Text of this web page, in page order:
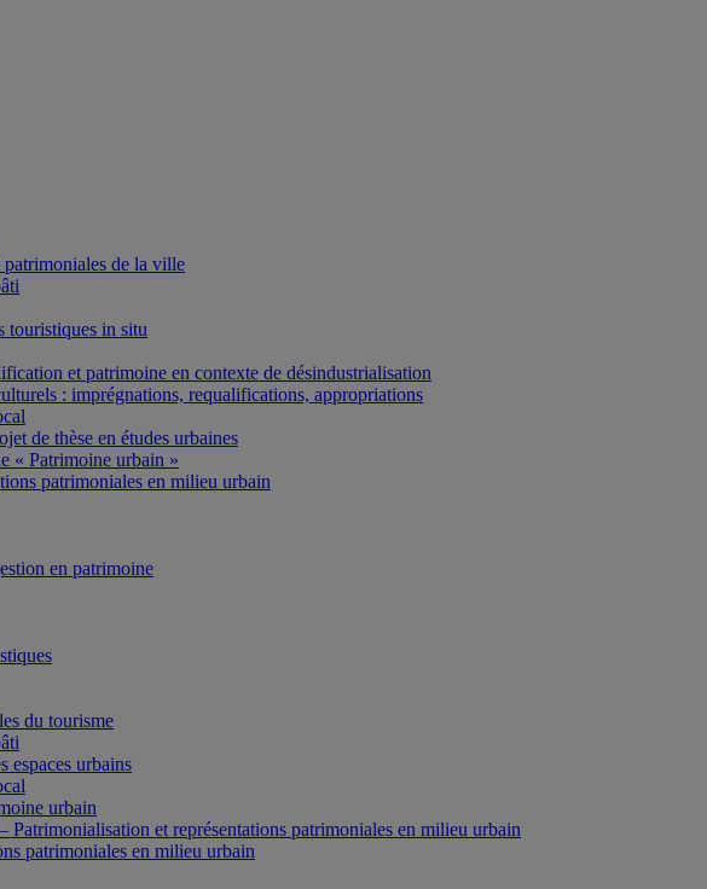
de la ville
touristiques in situ
et patrimoine en contexte de désindustrialisation
: imprégnations, requalifications, appropriations
de thèse en études urbaines
« Patrimoine urbain »
patrimoniales en milieu urbain
en patrimoine
du tourisme
espaces urbains
urbain
Patrimonialisation et représentations patrimoniales en milieu urbain
patrimoniales en milieu urbain